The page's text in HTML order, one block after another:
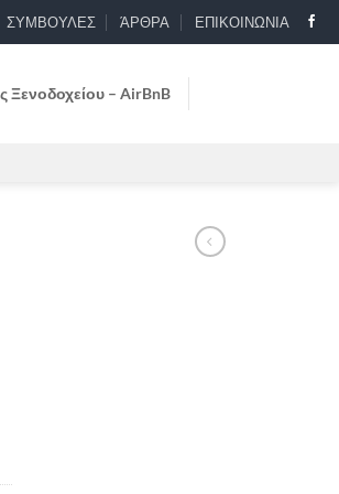
ΣΥΜΒΟΥΛΕΣ ΆΡΘΡΑ ΕΠΙΚΟΙΝΩΝΙΑ
Ξενοδοχείου – AirBnB